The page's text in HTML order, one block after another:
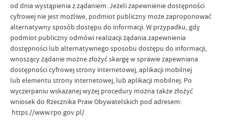
od dnia wystąpienia z żądaniem. Jeżeli zapewnienie dostępności
cyfrowej nie jest możliwe, podmiot publiczny może zaproponować
alternatywny sposób dostępu do informacji. W przypadku, gdy
podmiot publiczny odmówi realizacji żądania zapewnienia
dostępności lub alternatywnego sposobu dostępu do informacji,
wnoszący żądanie możne złożyć skargę w sprawie zapewniana
dostępności cyfrowej strony internetowej, aplikacji mobilnej
lub elementu strony internetowej, lub aplikacji mobilnej. Po
wyczerpaniu wskazanej wyżej procedury można także złożyć
wniosek do Rzecznika Praw Obywatelskich pod adresem:
https://www.rpo.gov.pl/.